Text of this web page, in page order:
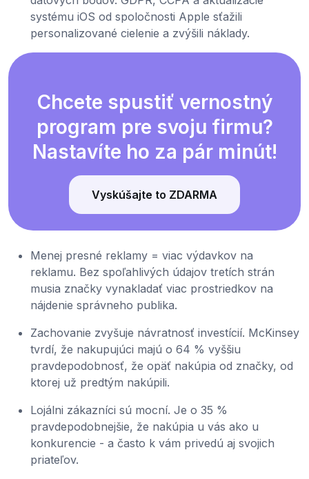
systému iOS od spoločnosti Apple sťažili
personalizované cielenie a zvýšili náklady.
Chcete spustiť vernostný
program pre svoju firmu?
Nastavíte ho za pár minút!
Vyskúšajte to ZDARMA
Menej presné reklamy = viac výdavkov na
reklamu. Bez spoľahlivých údajov tretích strán
musia značky vynakladať viac prostriedkov na
nájdenie správneho publika.
Zachovanie zvyšuje návratnosť investícií. McKinsey
tvrdí, že nakupujúci majú o 64 % vyššiu
pravdepodobnosť, že opäť nakúpia od značky, od
ktorej už predtým nakúpili.
Lojálni zákazníci sú mocní. Je o 35 %
pravdepodobnejšie, že nakúpia u vás ako u
konkurencie - a často k vám privedú aj svojich
priateľov.